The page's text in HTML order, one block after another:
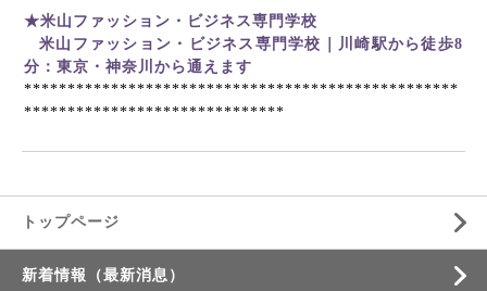
★米山ファッション・ビジネス専門学校
米山ファッション・ビジネス専門学校｜川崎駅から徒歩8
分：東京・神奈川から通えます
**************************************************
******************************
トップページ
新着情報（最新消息）